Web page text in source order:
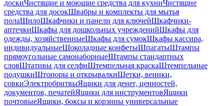
доскиЧистящие и моющие средства для кухниЧистящие
средства для досокШвабры и комплекты для мытья
полаШилоШкафчики и панели для ключейШкафчики-
аптечкиШкафы для дошкольных учрежденийШкафы для
одежды, хозяйственныеШкафы для сумокШкафы кассира,
индивидуальныеШоколадные конфетыШпагатыШтампы
прямоугольные самонаборныеШтампы стандартных
словШтативы для селфиШтемпельная краскаШтемпельные
подушкиШтопоры и открывалкиЩетки, веники,
совкиЭлектробритвыЯщики для денег, ценностей,
документов, печатейЯщики для инструментовЯщики
почтовыеЯщики, боксы и корзины универсальные